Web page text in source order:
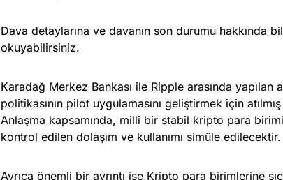
Dava detaylarına ve davanın son durumu hakkında
okuyabilirsiniz.
Karadağ Merkez Bankası ile Ripple arasında
politikasının pilot uygulamasını geliştirmek için
Anlaşma kapsamında, milli bir stabil kripto para
kontrol edilen dolaşım ve kullanımı simüle edilecektir.
Ayrıca önemli bir ayrıntı ise Kripto para birimlerine